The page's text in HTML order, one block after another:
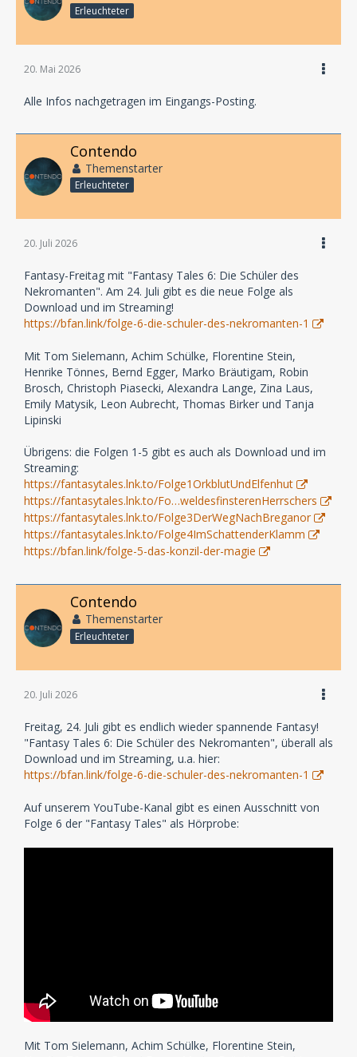
Erleuchteter
20. Mai 2026
Alle Infos nachgetragen im Eingangs-Posting.
Contendo
Themenstarter
Erleuchteter
20. Juli 2026
Fantasy-Freitag mit "Fantasy Tales 6: Die Schüler des
Nekromanten". Am 24. Juli gibt es die neue Folge als
Download und im Streaming!
https://bfan.link/folge-6-die-schuler-des-nekromanten-1
Mit Tom Sielemann, Achim Schülke, Florentine Stein,
Henrike Tönnes, Bernd Egger, Marko Bräutigam, Robin
Brosch, Christoph Piasecki, Alexandra Lange, Zina Laus,
Emily Matysik, Leon Aubrecht, Thomas Birker und Tanja
Lipinski
Übrigens: die Folgen 1-5 gibt es auch als Download und im
Streaming:
https://fantasytales.lnk.to/Folge1OrkblutUndElfenhut
https://fantasytales.lnk.to/Fo…weldesfinsterenHerrschers
https://fantasytales.lnk.to/Folge3DerWegNachBreganor
https://fantasytales.lnk.to/Folge4ImSchattenderKlamm
https://bfan.link/folge-5-das-konzil-der-magie
Contendo
Themenstarter
Erleuchteter
20. Juli 2026
Freitag, 24. Juli gibt es endlich wieder spannende Fantasy!
"Fantasy Tales 6: Die Schüler des Nekromanten", überall als
Download und im Streaming, u.a. hier:
https://bfan.link/folge-6-die-schuler-des-nekromanten-1
Auf unserem YouTube-Kanal gibt es einen Ausschnitt von
Folge 6 der "Fantasy Tales" als Hörprobe:
Mit Tom Sielemann, Achim Schülke, Florentine Stein,